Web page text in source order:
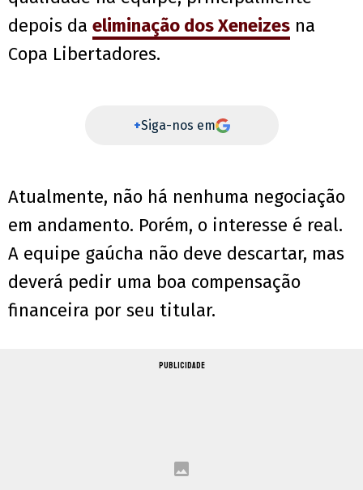
depois da eliminação dos Xeneizes na
Copa Libertadores.
+Siga-nos em
Atualmente, não há nenhuma negociação
em andamento. Porém, o interesse é real.
A equipe gaúcha não deve descartar, mas
deverá pedir uma boa compensação
financeira por seu titular.
PUBLICIDADE